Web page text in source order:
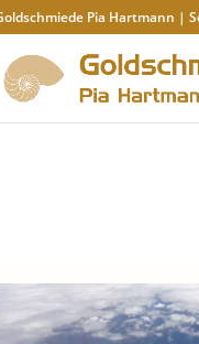
Pia Hartmann |